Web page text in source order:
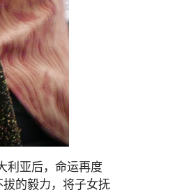
利亚后，命运再度
的毅力，将子女抚